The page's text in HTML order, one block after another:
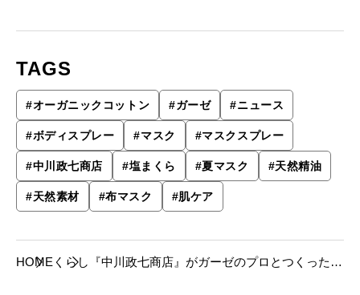
TAGS
#オーガニックコットン #ガーゼ #ニュース
#ボディスプレー #マスク #マスクスプレー
#中川政七商店 #塩まくら #夏マスク #天然精油
#天然素材 #布マスク #肌ケア
HOME くらし
『中川政七商店』がガーゼのプロとつくった夏